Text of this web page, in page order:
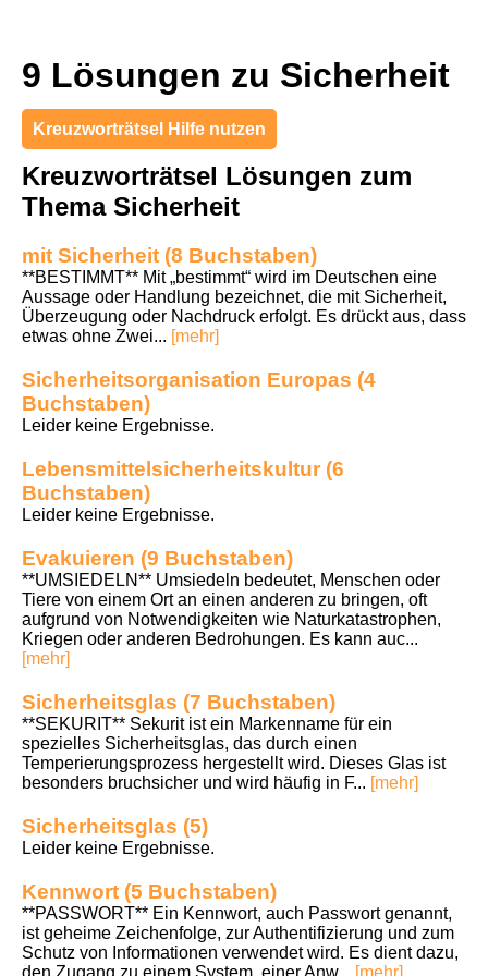
9 Lösungen zu Sicherheit
Kreuzworträtsel Hilfe nutzen
Kreuzworträtsel Lösungen zum
Thema Sicherheit
mit Sicherheit (8 Buchstaben)
**BESTIMMT** Mit „bestimmt“ wird im Deutschen eine
Aussage oder Handlung bezeichnet, die mit Sicherheit,
Überzeugung oder Nachdruck erfolgt. Es drückt aus, dass
etwas ohne Zwei... [mehr]
Sicherheitsorganisation Europas (4
Buchstaben)
Leider keine Ergebnisse.
Lebensmittelsicherheitskultur (6
Buchstaben)
Leider keine Ergebnisse.
Evakuieren (9 Buchstaben)
**UMSIEDELN** Umsiedeln bedeutet, Menschen oder
Tiere von einem Ort an einen anderen zu bringen, oft
aufgrund von Notwendigkeiten wie Naturkatastrophen,
Kriegen oder anderen Bedrohungen. Es kann auc...
[mehr]
Sicherheitsglas (7 Buchstaben)
**SEKURIT** Sekurit ist ein Markenname für ein
spezielles Sicherheitsglas, das durch einen
Temperierungsprozess hergestellt wird. Dieses Glas ist
besonders bruchsicher und wird häufig in F... [mehr]
Sicherheitsglas (5)
Leider keine Ergebnisse.
Kennwort (5 Buchstaben)
**PASSWORT** Ein Kennwort, auch Passwort genannt,
ist geheime Zeichenfolge, zur Authentifizierung und zum
Schutz von Informationen verwendet wird. Es dient dazu,
den Zugang zu einem System, einer Anw...
[mehr]